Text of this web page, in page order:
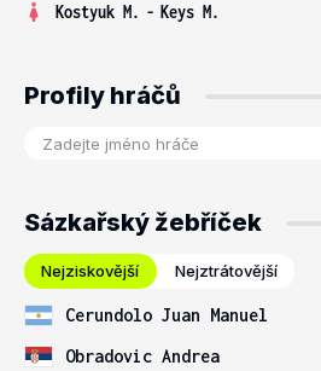
Kostyuk M. - Keys M.
Profily hráčů
Sázkařský žebříček
Nejziskovější Nejztrátovější
Cerundolo Juan Manuel
Obradovic Andrea